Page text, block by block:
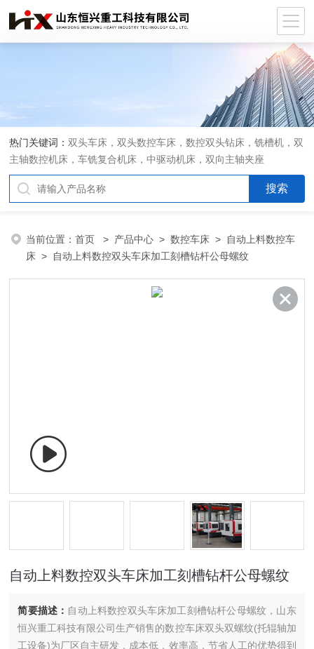
热门关键词：双头车床，双头数控车床，数控双头钻床，铣槽机，双
主轴数控机床，车铣复合机床，中驱动机床，双向主轴夹座
当前位置：首页 > 产品中心 >数控车床 > 自动上料数控车
床 > 自动上料数控双头车床加工刻槽钻杆公母螺纹
自动上料数控双头车床加工刻槽钻杆公母螺纹
简要描述： 自动上料数控双头车床加工刻槽钻杆公母螺纹，山东
恒兴重工科技有限公司生产销售的数控车床双头双螺纹(托辊轴加
工设备)为厂区自主研发，成本低，效率高，节省人工的优势得到